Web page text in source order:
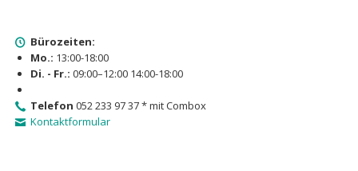
Bürozeiten:
Mo.: 13:00-18:00
Di. - Fr.: 09:00–12:00 14:00-18:00
Telefon 052 233 97 37 * mit Combox
Kontaktformular